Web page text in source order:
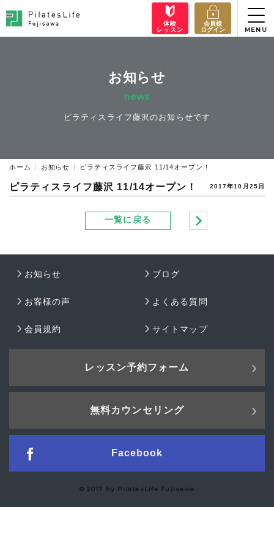
体験
レッスン
会員様
ログイン
お知らせ
news
ピラティスライフ藤沢のお知らせです
ホーム お知らせ ピラティスライフ藤沢 11/14オープン！
ピラティスライフ藤沢 11/14オープン！ 2017年10月25日
一覧に戻る
お知らせ ブログ
お客様の声 よくある質問
会員規約 サイトマップ
レッスン予約フォーム
無料カウンセリング
Facebook
© 2017 by PilatesLife Fujisawa